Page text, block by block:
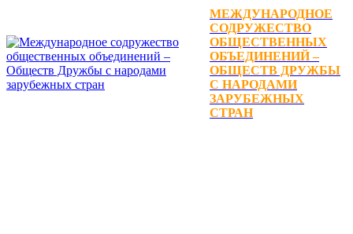
МЕЖДУНАРОДНОЕ
СОДРУЖЕСТВО
ОБЩЕСТВЕННЫХ
ОБЪЕДИНЕНИЙ –
ОБЩЕСТВ ДРУЖБЫ
С НАРОДАМИ
ЗАРУБЕЖНЫХ
СТРАН